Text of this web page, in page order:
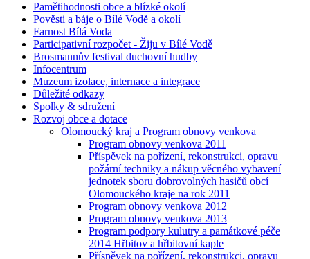
Pamětihodnosti obce a blízké okolí
Pověsti a báje o Bílé Vodě a okolí
Farnost Bílá Voda
Participativní rozpočet - Žiju v Bílé Vodě
Brosmannův festival duchovní hudby
Infocentrum
Muzeum izolace, internace a integrace
Důležité odkazy
Spolky & sdružení
Rozvoj obce a dotace
Olomoucký kraj a Program obnovy venkova
Program obnovy venkova 2011
Příspěvek na pořízení, rekonstrukci, opravu
požární techniky a nákup věcného vybavení
jednotek sboru dobrovolných hasičů obcí
Olomouckého kraje na rok 2011
Program obnovy venkova 2012
Program obnovy venkova 2013
Program podpory kulutry a památkové péče
2014 Hřbitov a hřbitovní kaple
Příspěvek na pořízení, rekonstrukci, opravu